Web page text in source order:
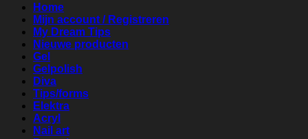
Home
Mijn account / Registreren
My Dream Tips
Nieuwe producten
Gel
Gelpolish
Diva
Tips/forms
Elektra
Acryl
Nail art